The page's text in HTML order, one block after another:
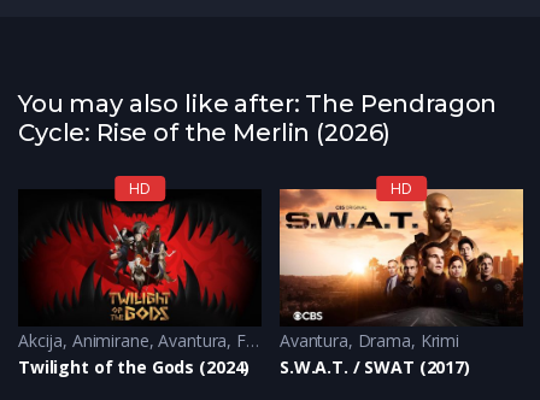
You may also like after: The Pendragon
Cycle: Rise of the Merlin (2026)
HD
Akcija, Animirane,Avantura, Fantazija ,Sci-Fi
Twilight of the Gods (2024)
HD
Avantura, Drama, Krimi
S.W.A.T. / SWAT (2017)